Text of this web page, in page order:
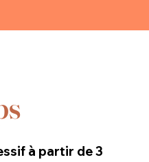
à partir de 3